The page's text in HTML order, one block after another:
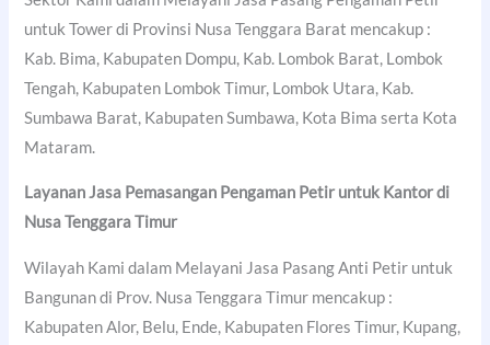
untuk Tower di Provinsi Nusa Tenggara Barat mencakup :
Kab. Bima, Kabupaten Dompu, Kab. Lombok Barat, Lombok
Tengah, Kabupaten Lombok Timur, Lombok Utara, Kab.
Sumbawa Barat, Kabupaten Sumbawa, Kota Bima serta Kota
Mataram.
Layanan Jasa Pemasangan Pengaman Petir untuk Kantor di
Nusa Tenggara Timur
Wilayah Kami dalam Melayani Jasa Pasang Anti Petir untuk
Bangunan di Prov. Nusa Tenggara Timur mencakup :
Kabupaten Alor, Belu, Ende, Kabupaten Flores Timur, Kupang,